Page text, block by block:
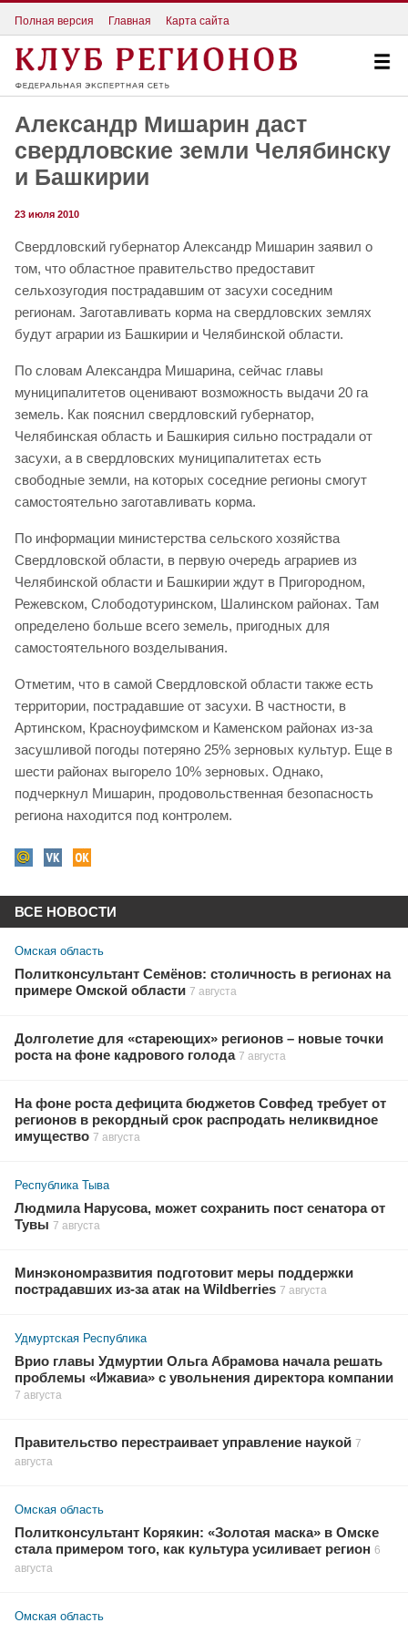
Полная версия Главная Карта сайта
Александр Мишарин даст
свердловские земли Челябинску
и Башкирии
23 июля 2010
Свердловский губернатор Александр Мишарин заявил о
том, что областное правительство предоставит
сельхозугодия пострадавшим от засухи соседним
регионам. Заготавливать корма на свердловских землях
будут аграрии из Башкирии и Челябинской области.
По словам Александра Мишарина, сейчас главы
муниципалитетов оценивают возможность выдачи 20 га
земель. Как пояснил свердловский губернатор,
Челябинская область и Башкирия сильно пострадали от
засухи, а в свердловских муниципалитетах есть
свободные земли, на которых соседние регионы смогут
самостоятельно заготавливать корма.
По информации министерства сельского хозяйства
Свердловской области, в первую очередь аграриев из
Челябинской области и Башкирии ждут в Пригородном,
Режевском, Слободотуринском, Шалинском районах. Там
определено больше всего земель, пригодных для
самостоятельного возделывания.
Отметим, что в самой Свердловской области также есть
территории, пострадавшие от засухи. В частности, в
Артинском, Красноуфимском и Каменском районах из-за
засушливой погоды потеряно 25% зерновых культур. Еще в
шести районах выгорело 10% зерновых. Однако,
подчеркнул Мишарин, продовольственная безопасность
региона находится под контролем.
ВСЕ НОВОСТИ
Омская область
Политконсультант Семёнов: столичность в регионах на
примере Омской области 7 августа
Долголетие для «стареющих» регионов – новые точки
роста на фоне кадрового голода 7 августа
На фоне роста дефицита бюджетов Совфед требует от
регионов в рекордный срок распродать неликвидное
имущество 7 августа
Республика Тыва
Людмила Нарусова, может сохранить пост сенатора от
Тувы 7 августа
Минэкономразвития подготовит меры поддержки
пострадавших из-за атак на Wildberries 7 августа
Удмуртская Республика
Врио главы Удмуртии Ольга Абрамова начала решать
проблемы «Ижавиа» с увольнения директора компании
7 августа
Правительство перестраивает управление наукой 7
августа
Омская область
Политконсультант Корякин: «Золотая маска» в Омске
стала примером того, как культура усиливает регион 6
августа
Омская область